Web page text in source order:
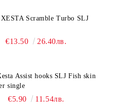
Scramble Turbo SLJ
€13.50 26.40лв.
Assist hooks SLJ Fish skin
single
€5.90 11.54лв.